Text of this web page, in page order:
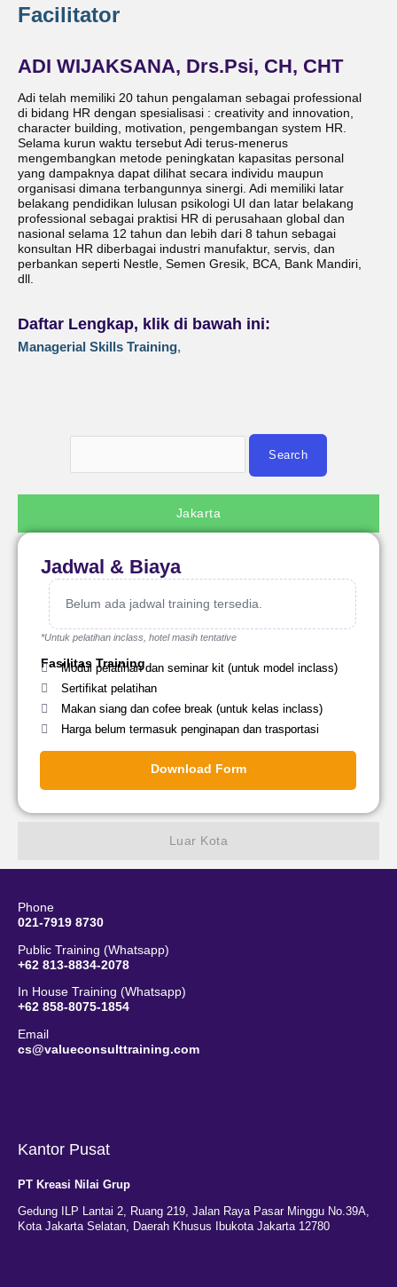
Facilitator
ADI WIJAKSANA, Drs.Psi, CH, CHT
Adi telah memiliki 20 tahun pengalaman sebagai professional
di bidang HR dengan spesialisasi : creativity and innovation,
character building, motivation, pengembangan system HR.
Selama kurun waktu tersebut Adi terus-menerus
mengembangkan metode peningkatan kapasitas personal
yang dampaknya dapat dilihat secara individu maupun
organisasi dimana terbangunnya sinergi. Adi memiliki latar
belakang pendidikan lulusan psikologi UI dan latar belakang
professional sebagai praktisi HR di perusahaan global dan
nasional selama 12 tahun dan lebih dari 8 tahun sebagai
konsultan HR diberbagai industri manufaktur, servis, dan
perbankan seperti Nestle, Semen Gresik, BCA, Bank Mandiri,
dll.
Daftar Lengkap, klik di bawah ini:
Managerial Skills Training,
Jakarta
Luar Kota
Jadwal & Biaya
Belum ada jadwal training tersedia.
*Untuk pelatihan inclass, hotel masih tentative
Fasilitas Training
Modul pelatihan dan seminar kit (untuk model inclass)
Sertifikat pelatihan
Makan siang dan cofee break (untuk kelas inclass)
Harga belum termasuk penginapan dan trasportasi
Download Form
Phone
021-7919 8730
Public Training (Whatsapp)
+62 813-8834-2078
In House Training (Whatsapp)
+62 858-8075-1854
Email
cs@valueconsulttraining.com
Kantor Pusat
PT Kreasi Nilai Grup
Gedung ILP Lantai 2, Ruang 219, Jalan Raya Pasar Minggu No.39A,
Kota Jakarta Selatan, Daerah Khusus Ibukota Jakarta 12780